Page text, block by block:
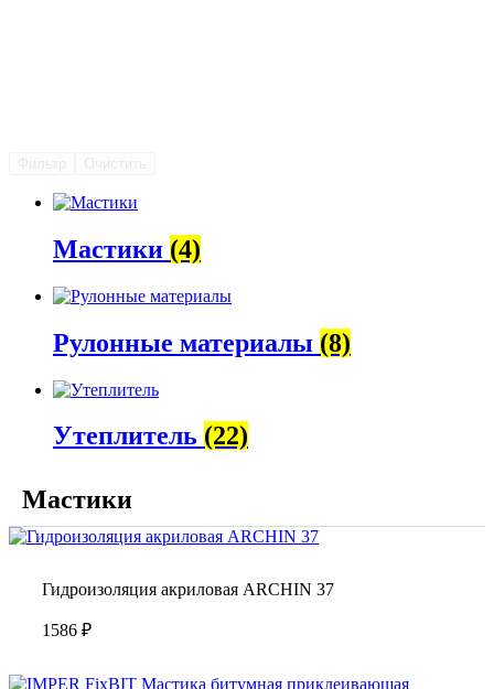
Мастики (4)
Рулонные материалы (8)
Утеплитель (22)
Мастики
Гидроизоляция акриловая ARCHIN 37
1586 ₽